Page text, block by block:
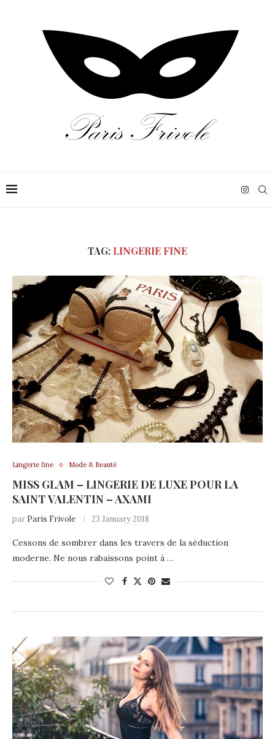
TAG: LINGERIE FINE
Lingerie fine Mode & Beauté
MISS GLAM – LINGERIE DE LUXE POUR LA
SAINT VALENTIN – AXAMI
par Paris Frivole 23 January 2018
Cessons de sombrer dans les travers de la séduction
moderne. Ne nous rabaissons point à …